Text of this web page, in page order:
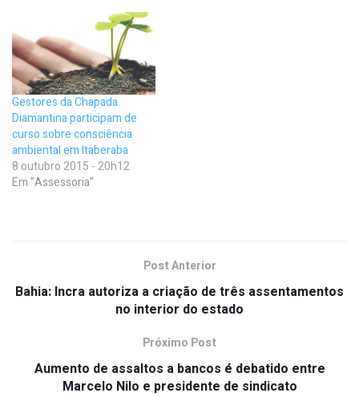
Gestores da Chapada
Diamantina participam de
curso sobre consciência
ambiental em Itaberaba
8 outubro 2015 - 20h12
Em "Assessoria"
Post Anterior
Bahia: Incra autoriza a criação de três assentamentos
no interior do estado
Próximo Post
Aumento de assaltos a bancos é debatido entre
Marcelo Nilo e presidente de sindicato